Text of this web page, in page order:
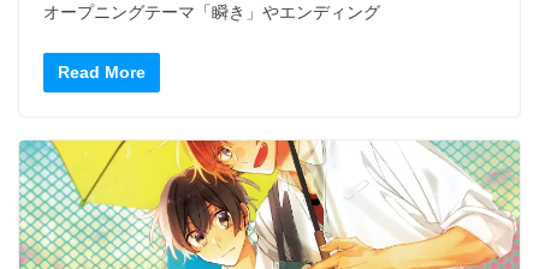
オープニングテーマ「瞬き」やエンディング
Read More